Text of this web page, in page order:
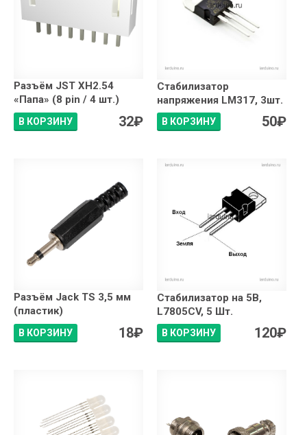
Разъём JST XH2.54
«Папа» (8 pin / 4 шт.)
В КОРЗИНУ 32₽
Стабилизатор
напряжения LM317, 3шт.
В КОРЗИНУ 50₽
Разъём Jack TS 3,5 мм
(пластик)
В КОРЗИНУ 18₽
Стабилизатор на 5В,
L7805CV, 5 Шт.
В КОРЗИНУ 120₽